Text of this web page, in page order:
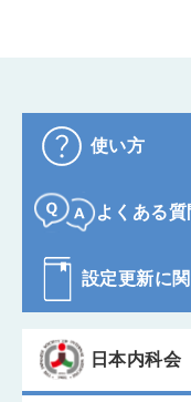
使い方
よくある質
設定更新に
日本内科会